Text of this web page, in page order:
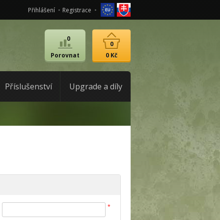
Přihlášení Registrace
Porovnat
0
0 Kč
0
Příslušenství Upgrade a díly
*